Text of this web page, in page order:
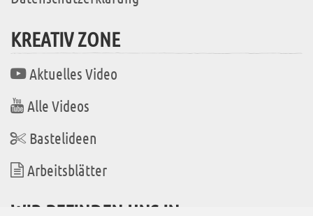
KREATIV ZONE
Aktuelles Video
Alle Videos
Bastelideen
Arbeitsblätter